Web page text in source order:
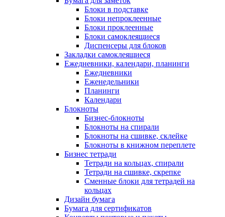
Блоки в подставке
Блоки непроклеенные
Блоки проклеенные
Блоки самоклеящиеся
Диспенсеры для блоков
Закладки самоклеящиеся
Ежедневники, календари, планинги
Ежедневники
Еженедельники
Планинги
Календари
Блокноты
Бизнес-блокноты
Блокноты на спирали
Блокноты на сшивке, склейке
Блокноты в книжном переплете
Бизнес тетради
Тетради на кольцах, спирали
Тетради на сшивке, скрепке
Сменные блоки для тетрадей на
кольцах
Дизайн бумага
Бумага для сертификатов